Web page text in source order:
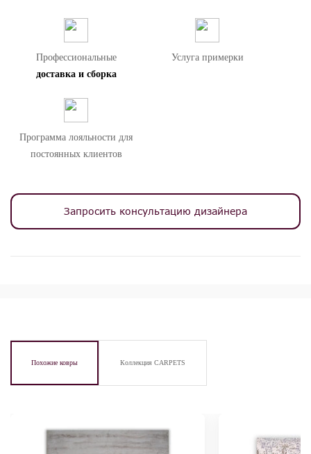
Профессиональные
доставка и сборка
Услуга примерки
Программа лояльности для
постоянных клиентов
Запросить консультацию дизайнера
Похожие ковры Коллекция CARPETS